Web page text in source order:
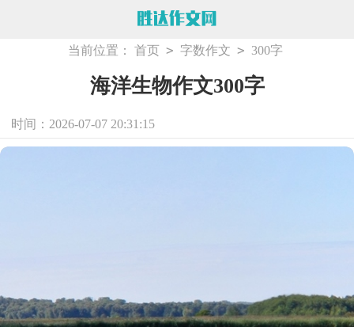
当前位置： 首页 > 字数作文 > 300字
海洋生物作文300字
时间：2026-07-07 20:31:15